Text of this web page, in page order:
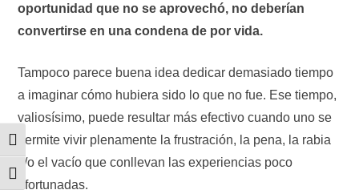
Alternar alto contraste
Alternar tamaño de letra
oportunidad que no se aprovechó, no deberían
convertirse en una condena de por vida.
Tampoco parece buena idea dedicar demasiado tiempo
a imaginar cómo hubiera sido lo que no fue. Ese tiempo,
valiosísimo, puede resultar más efectivo cuando uno se
permite vivir plenamente la frustración, la pena, la rabia
y/o el vacío que conllevan las experiencias poco
afortunadas.